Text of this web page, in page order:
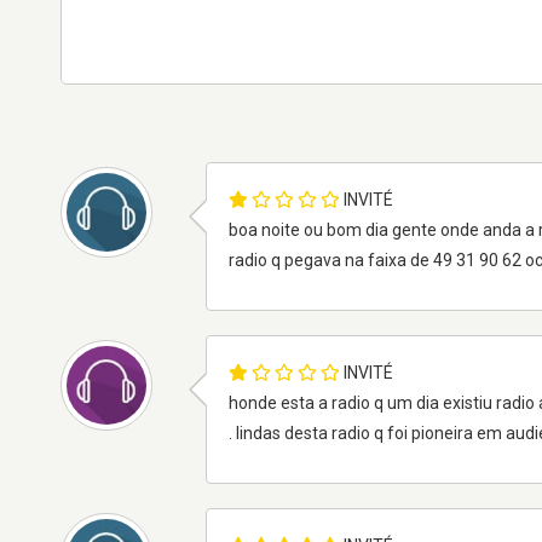
INVITÉ
boa noite ou bom dia gente onde anda
radio q pegava na faixa de 49 31 90 62
INVITÉ
honde esta a radio q um dia existiu
. lindas desta radio q foi pioneira em